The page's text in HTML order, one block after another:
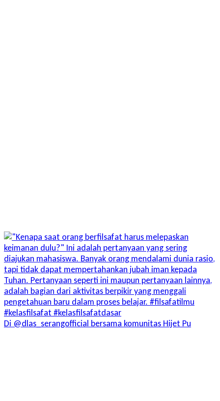
Di @dlas_serangofficial bersama komunitas Hijet Pu